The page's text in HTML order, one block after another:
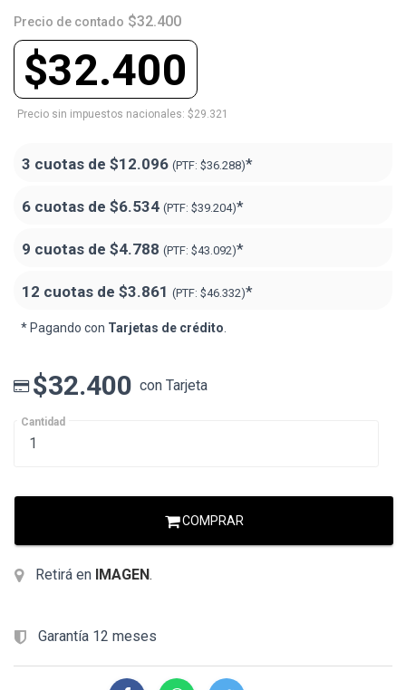
Precio de contado $32.400
$32.400
Precio sin impuestos nacionales: $29.321
3 cuotas de $12.096 (PTF: $36.288)*
6 cuotas de $6.534 (PTF: $39.204)*
9 cuotas de $4.788 (PTF: $43.092)*
12 cuotas de $3.861 (PTF: $46.332)*
* Pagando con Tarjetas de crédito
$32.400 con Tarjeta
Cantidad
COMPRAR
Retirá en IMAGEN.
Garantía 12 meses